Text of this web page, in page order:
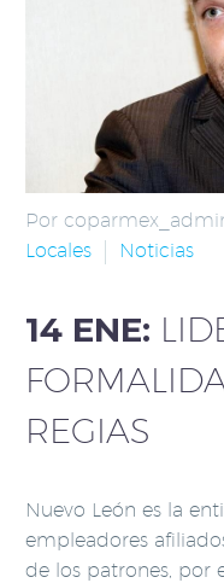
Por
Locales
Noticias
14 ENE:
REGIAS
Nuevo León es la
empleadores
de los patrones, por